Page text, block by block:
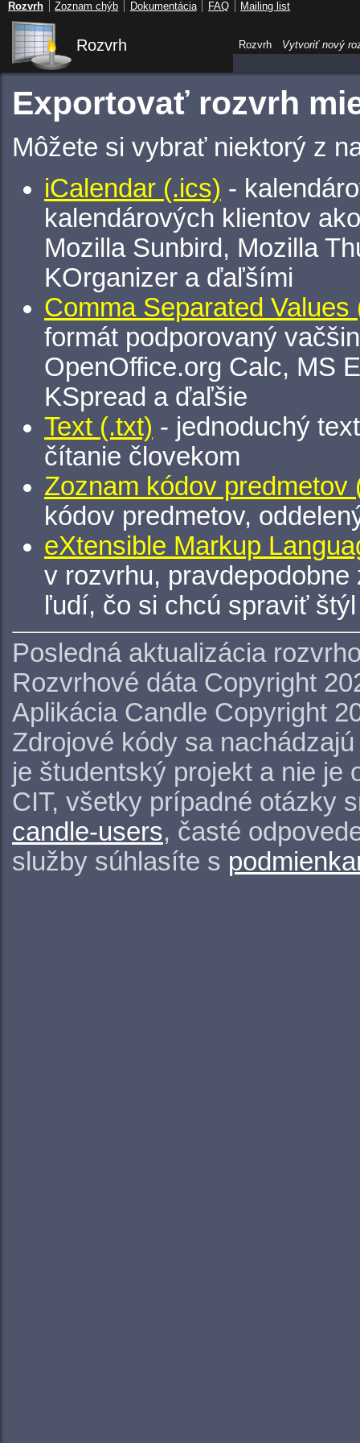
Rozvrh
Exportovať rozvrh
Môžete si vybrať niektorý z
iCalendar (.ics) -
kalendárových klientov
Mozilla Sunbird, Mozilla
KOrganizer a ďaľšími
Comma Separated Values
formát podporovaný
OpenOffice.org Calc, MS
KSpread a ďaľšie
Text (.txt) - jednoduchý
čítanie človekom
Zoznam kódov predmetov
kódov predmetov,
eXtensible Markup
v rozvrhu,
ľudí, čo si chcú spraviť
Posledná aktualizácia
Rozvrhové dáta Copyright
Aplikácia Candle Copyright
Zdrojové kódy sa
je študentský projekt a nie je
CIT, všetky prípadné otázky
candle-users, časté
služby súhlasíte s
Rozvrh Vytvoriť nový
Rozvrh Zoznam chýb Dokumentácia FAQ Mailing list